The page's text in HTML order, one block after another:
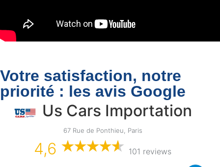
Votre satisfaction, notre
priorité : les avis Google
Us Cars Importation
67 Rue de Ponthieu, Paris
4,6 101 reviews